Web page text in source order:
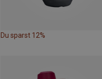
Du sparst 12%